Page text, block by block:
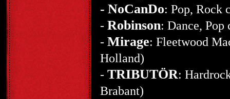
- NoCanDo: Pop, Rock
- Robinson: Dance,
- Mirage: Fleetwood
Holland)
- TRIBUTÖR:
Brabant)